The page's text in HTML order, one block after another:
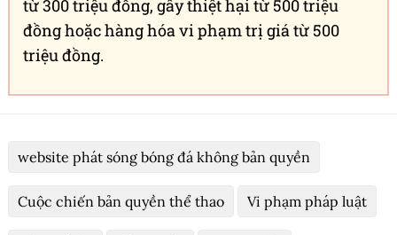
từ 300 triệu đồng, gây thiệt hại từ 500 triệu
đồng hoặc hàng hóa vi phạm trị giá từ 500
triệu đồng.
website phát sóng bóng đá không bản quyền
Cuộc chiến bản quyền thể thao Vi phạm pháp luật